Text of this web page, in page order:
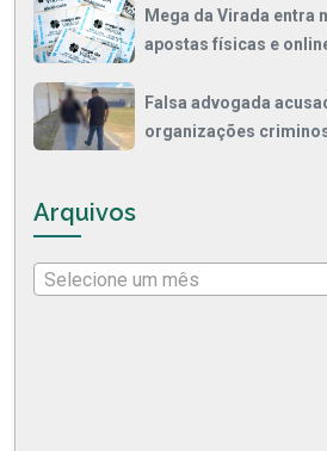
Mega da Virada entra
apostas físicas e
Falsa advogada
organizações
Arquivos
Selecione um mês